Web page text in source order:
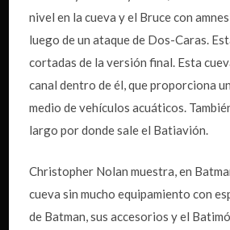
nivel en la cueva y el Bruce con
luego de un ataque de Dos-Caras.
cortadas de la versión final. Esta
canal dentro de él, que proporciona
medio de vehículos acuáticos.
largo por donde sale el Batiavión.
Christopher Nolan muestra, en
cueva sin mucho equipamiento con
de Batman, sus accesorios y el